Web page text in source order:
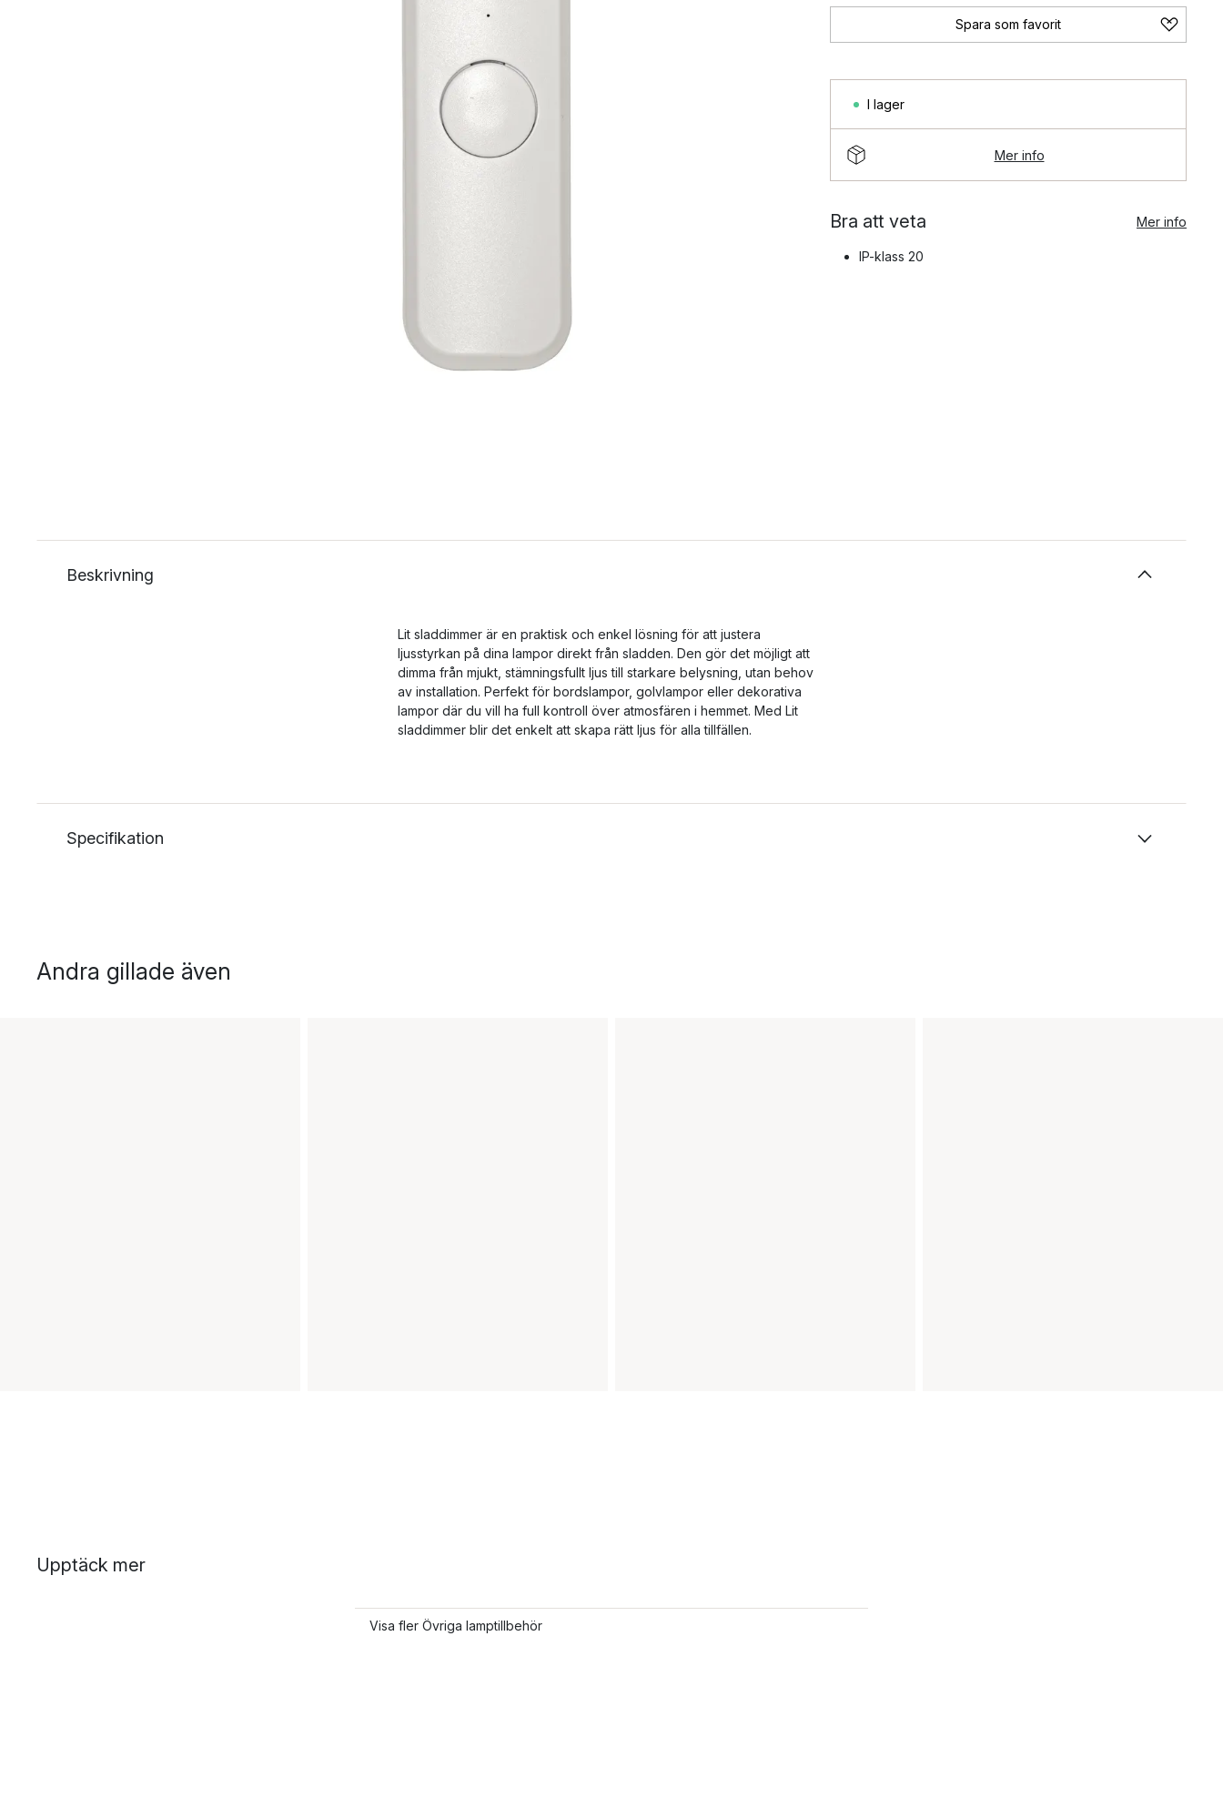
Spara som favorit
I lager
Mer info
Bra att veta Mer info
IP-klass 20
Beskrivning
Lit sladdimmer är en praktisk och enkel lösning för att justera
ljusstyrkan på dina lampor direkt från sladden. Den gör det möjligt att
dimma från mjukt, stämningsfullt ljus till starkare belysning, utan behov
av installation. Perfekt för bordslampor, golvlampor eller dekorativa
lampor där du vill ha full kontroll över atmosfären i hemmet. Med Lit
sladdimmer blir det enkelt att skapa rätt ljus för alla tillfällen.
Specifikation
Andra gillade även
Upptäck mer
Visa fler Övriga lamptillbehör